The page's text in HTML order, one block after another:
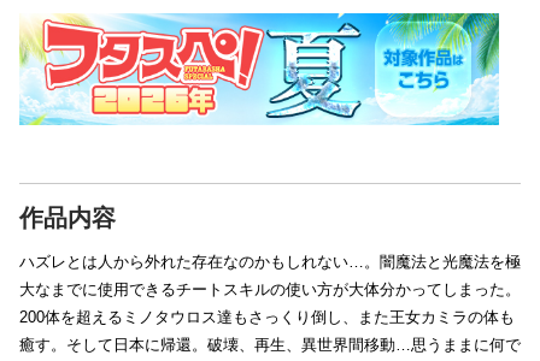
作品内容
ハズレとは人から外れた存在なのかもしれない…。闇魔法と光魔法を極
大なまでに使用できるチートスキルの使い方が大体分かってしまった。
200体を超えるミノタウロス達もさっくり倒し、また王女カミラの体も
癒す。そして日本に帰還。破壊、再生、異世界間移動…思うままに何で